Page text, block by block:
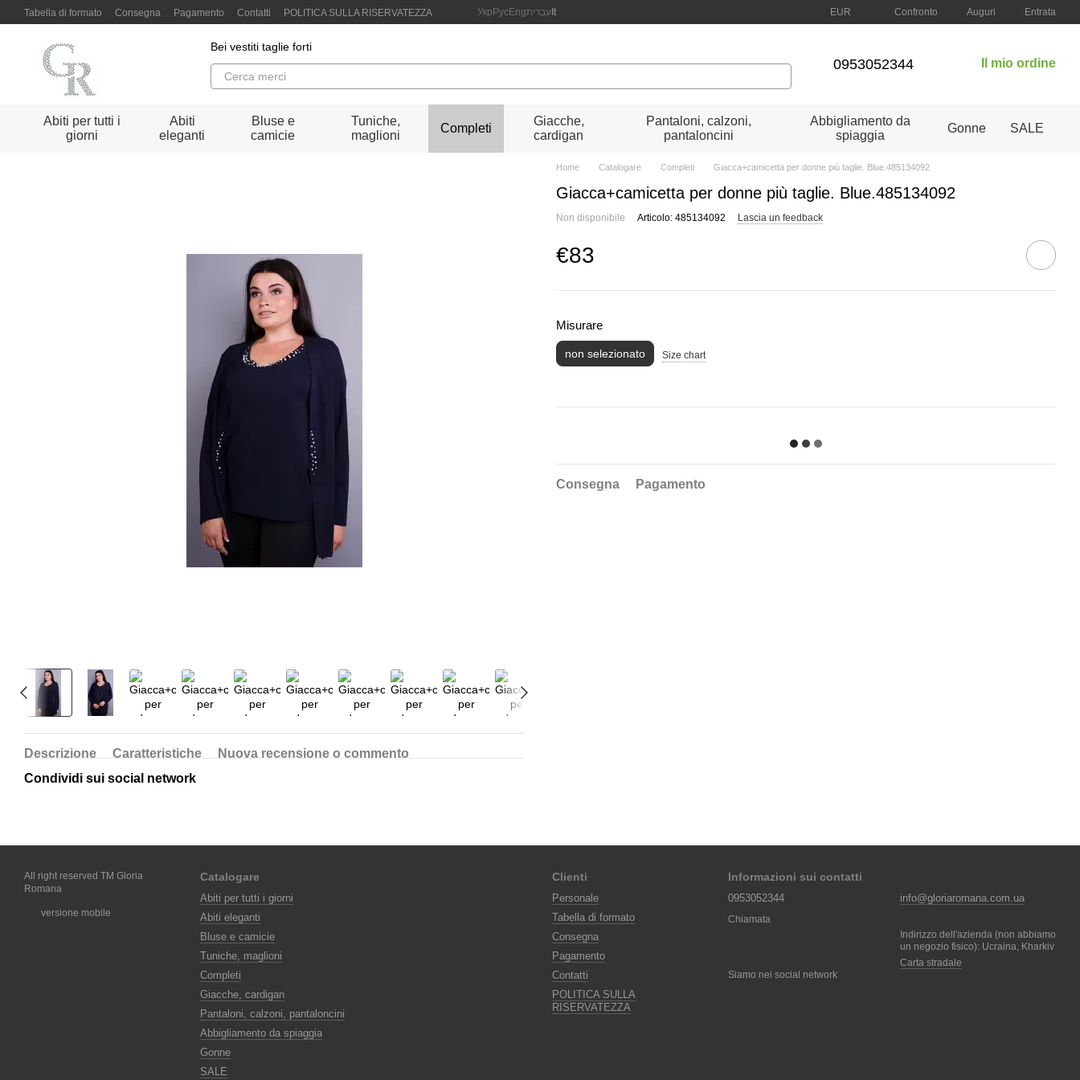
Vai al contenuto principale
Tabella di formato Consegna Pagamento Contatti POLITICA SULLA RISERVATEZZA Укр РусEngעִבְרִית It EUR Confronto Auguri Entrata
Bei vestiti taglie forti
0953052344 Il mio ordine
Abiti per tutti i
giorni
Abiti
eleganti
Bluse e
camicie
Tuniche,
maglioni
Completi
Giacche,
cardigan
Pantaloni, calzoni,
pantaloncini
Abbigliamento da
spiaggia
Gonne SALE
Descrizione Caratteristiche
Nuova recensione o commento
Condividi sui social network
Home Catalogare Completi Giacca+camicetta per donne più taglie. Blue.485134092
Giacca+camicetta per donne più taglie. Blue.485134092
Non disponibile Articolo: 485134092 Lascia un feedback
€83
Misurare
non selezionato Size chart
Consegna Pagamento
All right reserved TM Gloria
Romana
versione mobile
Catalogare
Abiti per tutti i giorni
Abiti eleganti
Bluse e camicie
Tuniche, maglioni
Completi
Giacche, cardigan
Pantaloni, calzoni, pantaloncini
Abbigliamento da spiaggia
Gonne
SALE
Clienti
Personale
Tabella di formato
Consegna
Pagamento
Contatti
POLITICA SULLA
RISERVATEZZA
Informazioni sui contatti
0953052344
Chiamata
info@gloriaromana.com.ua
Indirizzo dell'azienda (non abbiamo
un negozio fisico): Ucraina, Kharkiv
Carta stradale
Siamo nei social network